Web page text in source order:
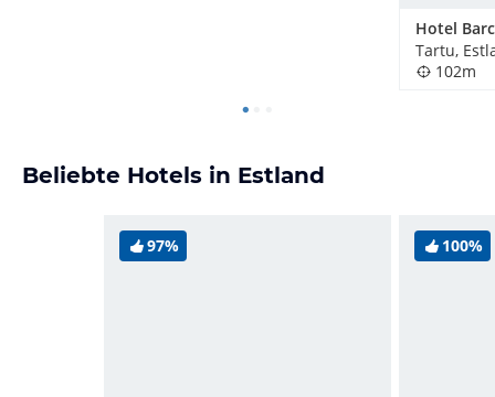
Hotel
Tartu,
102m
Beliebte Hotels in Estland
97% 100%